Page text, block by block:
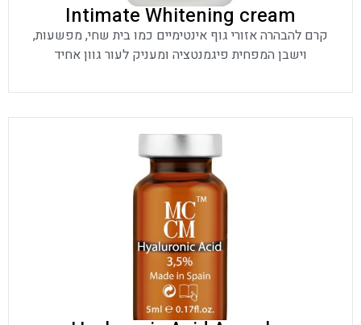
Intimate Whitening cream
קרם להבהרה אזורי גוף אינטימיים כמו בית שחי, מפשעות,
וישבן המפחית פיגמנטציה ומעניק לעור גוון אחיד